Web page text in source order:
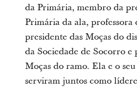
da Primária, membro da
Primária da ala, professora
presidente das Moças do
da Sociedade de Socorro e
Moças do ramo. Ela e o
serviram juntos como